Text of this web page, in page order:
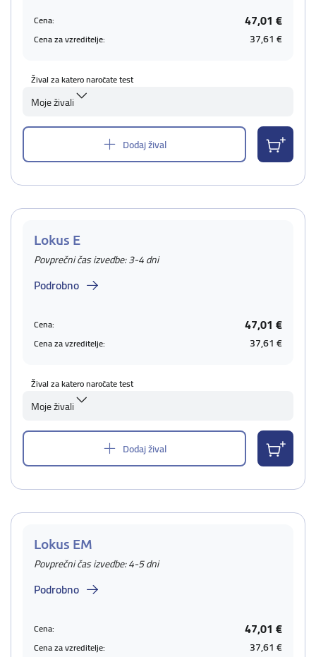
Cena: 47,01 €
Cena za vzreditelje: 37,61 €
Žival za katero naročate test
Moje živali
Dodaj žival
Lokus E
Povprečni čas izvedbe: 3-4 dni
Podrobno
Cena: 47,01 €
Cena za vzreditelje: 37,61 €
Žival za katero naročate test
Moje živali
Dodaj žival
Lokus EM
Povprečni čas izvedbe: 4-5 dni
Podrobno
Cena: 47,01 €
Cena za vzreditelje: 37,61 €